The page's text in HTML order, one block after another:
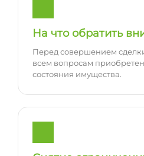
На что обратить
Перед совершением
всем вопросам
состояния имущества.